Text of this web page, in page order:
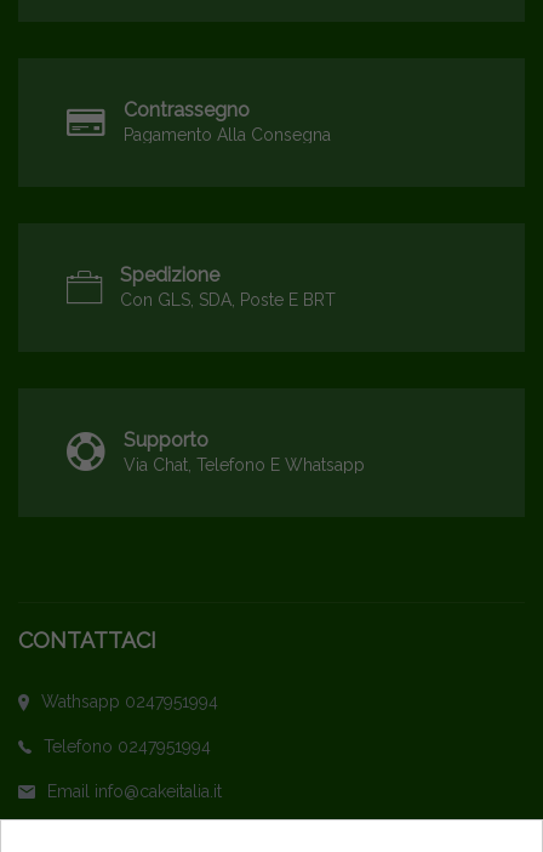
Contrassegno
Pagamento Alla Consegna
Spedizione
Con GLS, SDA, Poste E BRT
Supporto
Via Chat, Telefono E Whatsapp
CONTATTACI
Wathsapp 0247951994
Telefono 0247951994
Email info@cakeitalia.it